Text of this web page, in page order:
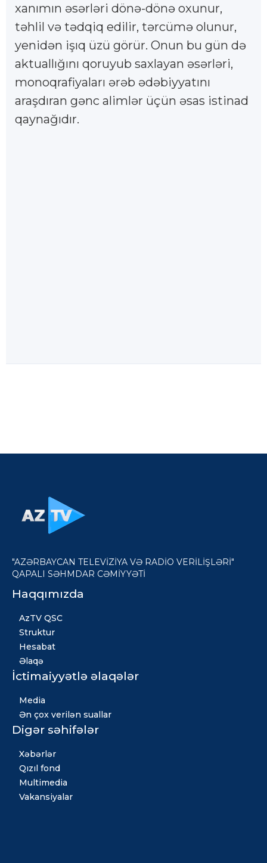
xanımın əsərləri dönə-dönə oxunur,
təhlil və tədqiq edilir, tərcümə olunur,
yenidən işıq üzü görür. Onun bu gün də
aktuallığını qoruyub saxlayan əsərləri,
monoqrafiyaları ərəb ədəbiyyatını
araşdıran gənc alimlər üçün əsas istinad
qaynağıdır.
"AZƏRBAYCAN TELEVİZİYA VƏ RADİO VERİLİŞLƏRİ"
QAPALI SƏHMDAR CƏMİYYƏTİ
Haqqımızda
AzTV QSC
Struktur
Hesabat
Əlaqə
İctimaiyyətlə əlaqələr
Media
Ən çox verilən suallar
Digər səhifələr
Xəbərlər
Qızıl fond
Multimedia
Vakansiyalar